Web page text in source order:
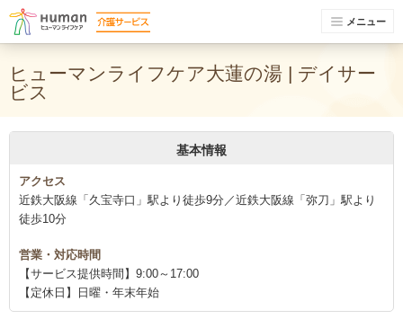
メニュー
ヒューマンライフケア大蓮の湯 | デイサー
ビス
基本情報
アクセス
近鉄大阪線「久宝寺口」駅より徒歩9分／近鉄大阪線「弥刀」駅より
徒歩10分
営業・対応時間
【サービス提供時間】9:00～17:00
【定休日】日曜・年末年始